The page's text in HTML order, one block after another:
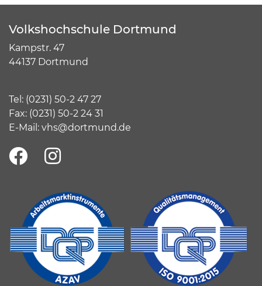
Volkshochschule Dortmund
Kampstr. 47
44137 Dortmund
Tel: (0231) 50-2 47 27
Fax: (0231) 50-2 24 31
E-Mail: vhs@dortmund.de